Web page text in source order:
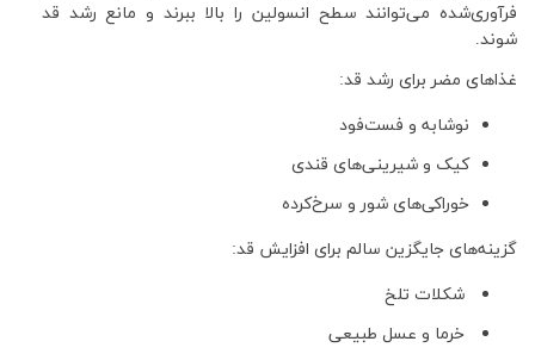
فرآوری‌شده می‌توانند سطح انسولین را بالا ببرند و مانع رشد قد
شوند.
غذاهای مضر برای رشد قد:
نوشابه و فست‌فود
کیک و شیرینی‌های قندی
خوراکی‌های شور و سرخ‌کرده
گزینه‌های جایگزین سالم برای افزایش قد:
شکلات تلخ
خرما و عسل طبیعی